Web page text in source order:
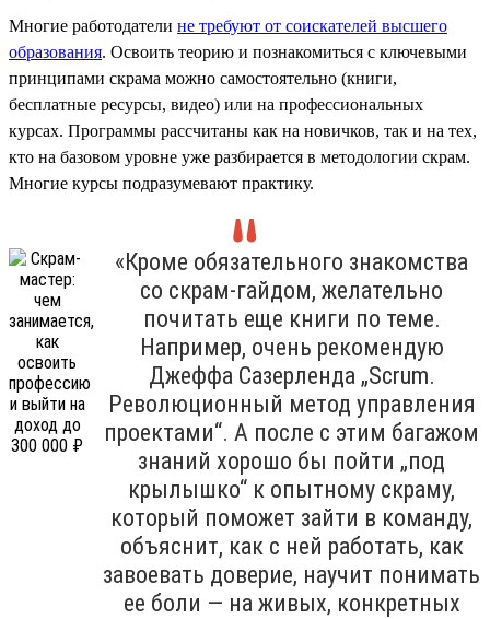
Многие работодатели не требуют от соискателей высшего
образования. Освоить теорию и познакомиться с ключевыми
принципами скрама можно самостоятельно (книги,
бесплатные ресурсы, видео) или на профессиональных
курсах. Программы рассчитаны как на новичков, так и на тех,
кто на базовом уровне уже разбирается в методологии скрам.
Многие курсы подразумевают практику.
«Кроме обязательного знакомства
со скрам-гайдом, желательно
почитать еще книги по теме.
Например, очень рекомендую
Джеффа Сазерленда „Scrum.
Революционный метод управления
проектами“. А после с этим багажом
знаний хорошо бы пойти „под
крылышко“ к опытному скраму,
который поможет зайти в команду,
объяснит, как с ней работать, как
завоевать доверие, научит понимать
ее боли — на живых, конкретных